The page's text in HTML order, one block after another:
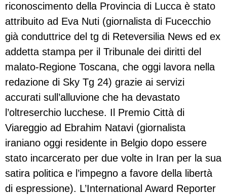
riconoscimento della Provincia di Lucca è stato
attribuito ad Eva Nuti (giornalista di Fucecchio
già conduttrice del tg di Reteversilia News ed ex
addetta stampa per il Tribunale dei diritti del
malato-Regione Toscana, che oggi lavora nella
redazione di Sky Tg 24) grazie ai servizi
accurati sull’alluvione che ha devastato
l’oltreserchio lucchese. Il Premio Città di
Viareggio ad Ebrahim Natavi (giornalista
iraniano oggi residente in Belgio dopo essere
stato incarcerato per due volte in Iran per la sua
satira politica e l’impegno a favore della libertà
di espressione). L’International Award Reporter